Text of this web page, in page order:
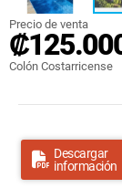
Precio de venta
Colón Costarricense
Descargar
información